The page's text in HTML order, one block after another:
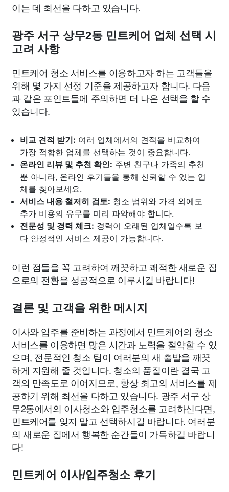
이는 데 최선을 다하고 있습니다.
광주 서구 상무2동 민트케어 업체 선택 시
고려 사항
민트케어 청소 서비스를 이용하고자 하는 고객들을
위해 몇 가지 선정 기준을 제공하고자 합니다. 다음
과 같은 포인트들에 주의하면 더 나은 선택을 할 수
있습니다.
비교 견적 받기: 여러 업체에서의 견적을 비교하여
가장 적합한 업체를 선택하는 것이 중요합니다.
온라인 리뷰 및 추천 확인: 주변 친구나 가족의 추천
뿐 아니라, 온라인 후기들을 통해 신뢰할 수 있는 업
체를 찾아보세요.
서비스 내용 철저히 검토: 청소 범위와 가격 외에도
추가 비용의 유무를 미리 파악해야 합니다.
전문성 및 경력 체크: 경력이 오래된 업체일수록 보
다 안정적인 서비스 제공이 가능합니다.
이런 점들을 꼭 고려하여 깨끗하고 쾌적한 새로운 집
으로의 전환을 성공적으로 이루시길 바랍니다!
결론 및 고객을 위한 메시지
이사와 입주를 준비하는 과정에서 민트케어의 청소
서비스를 이용하면 많은 시간과 노력을 절약할 수 있
으며, 전문적인 청소 팀이 여러분의 새 출발을 깨끗
하게 지원해 줄 것입니다. 청소의 품질이란 결국 고
객의 만족도로 이어지므로, 항상 최고의 서비스를 제
공하기 위해 최선을 다하고 있습니다. 광주 서구 상
무2동에서의 이사청소와 입주청소를 고려하신다면,
민트케어를 잊지 말고 선택하시길 바랍니다. 여러분
의 새로운 집에서 행복한 순간들이 가득하길 바랍니
다!
민트케어 이사/입주청소 후기